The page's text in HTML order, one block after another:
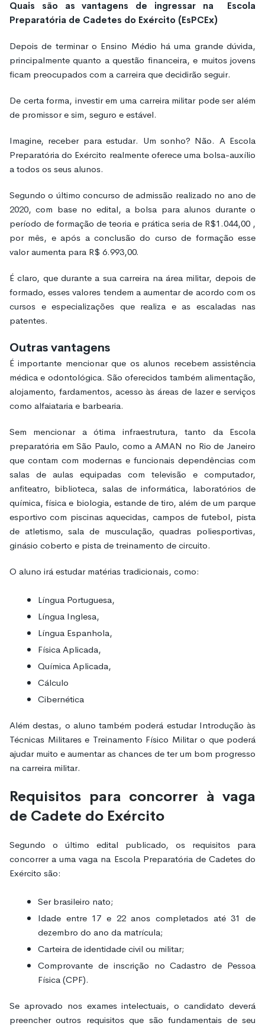
Quais são as vantagens de ingressar na Escola
Preparatória de Cadetes do Exército (EsPCEx)
Depois de terminar o Ensino Médio há uma grande dúvida,
principalmente quanto a questão financeira, e muitos jovens
ficam preocupados com a carreira que decidirão seguir.
De certa forma, investir em uma carreira militar pode ser além
de promissor e sim, seguro e estável.
Imagine, receber para estudar. Um sonho? Não. A Escola
Preparatória do Exército realmente oferece uma bolsa-auxílio
a todos os seus alunos.
Segundo o último concurso de admissão realizado no ano de
2020, com base no edital, a bolsa para alunos durante o
período de formação de teoria e prática seria de R$1.044,00 ,
por mês, e após a conclusão do curso de formação esse
valor aumenta para R$ 6.993,00.
É claro, que durante a sua carreira na área militar, depois de
formado, esses valores tendem a aumentar de acordo com os
cursos e especializações que realiza e as escaladas nas
patentes.
Outras vantagens
É importante mencionar que os alunos recebem assistência
médica e odontológica. São oferecidos também alimentação,
alojamento, fardamentos, acesso às áreas de lazer e serviços
como alfaiataria e barbearia.
Sem mencionar a ótima infraestrutura, tanto da Escola
preparatória em São Paulo, como a AMAN no Rio de Janeiro
que contam com modernas e funcionais dependências com
salas de aulas equipadas com televisão e computador,
anfiteatro, biblioteca, salas de informática, laboratórios de
química, física e biologia, estande de tiro, além de um parque
esportivo com piscinas aquecidas, campos de futebol, pista
de atletismo, sala de musculação, quadras poliesportivas,
ginásio coberto e pista de treinamento de circuito.
O aluno irá estudar matérias tradicionais, como:
Língua Portuguesa,
Língua Inglesa,
Língua Espanhola,
Física Aplicada,
Química Aplicada,
Cálculo
Cibernética
Além destas, o aluno também poderá estudar Introdução às
Técnicas Militares e Treinamento Físico Militar o que poderá
ajudar muito e aumentar as chances de ter um bom progresso
na carreira militar.
Requisitos para concorrer à vaga
de Cadete do Exército
Segundo o último edital publicado, os requisitos para
concorrer a uma vaga na Escola Preparatória de Cadetes do
Exército são:
Ser brasileiro nato;
Idade entre 17 e 22 anos completados até 31 de
dezembro do ano da matrícula;
Carteira de identidade civil ou militar;
Comprovante de inscrição no Cadastro de Pessoa
Física (CPF).
Se aprovado nos exames intelectuais, o candidato deverá
preencher outros requisitos que são fundamentais de seu